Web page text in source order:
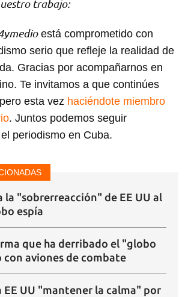
trabajo:
está comprometido con
serio que refleje la realidad de
Gracias por acompañarnos en
Te invitamos a que continúes
esta vez haciéndote miembro
. Juntos podemos seguir
periodismo en Cuba.
la "sobrerreacción" de EE UU al
espía
que ha derribado el "globo
con aviones de combate
EE UU "mantener la calma" por